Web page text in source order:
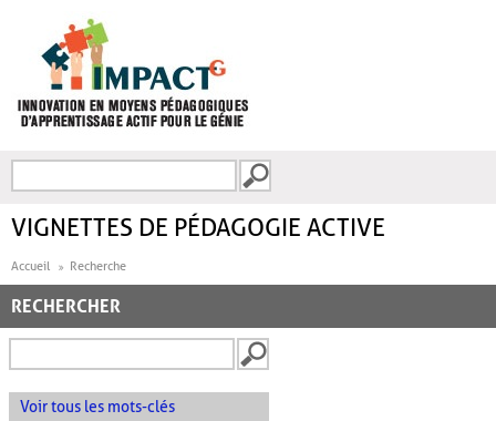
FORMULAIRE DE
VIGNETTES DE PÉDAGOGIE ACTIVE
Accueil Recherche
RECHERCHER
Voir tous les mots-clés